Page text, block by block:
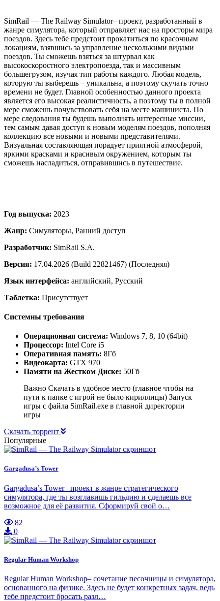
SimRail — The Railway Simulator– проект, разработанный в
жанре симулятора, который отправляет нас на просторы мира
поездов. Здесь тебе предстоит прокатиться по красочным
локациям, взявшись за управление несколькими видами
поездов. Ты сможешь взяться за штурвал как
высокоскоростного электропоезда, так и массивным
большегрузом, изучая тип работы каждого. Любая модель,
которую ты выберешь – уникальна, а поэтому скучать точно
времени не будет. Главной особенностью данного проекта
является его высокая реалистичность, а поэтому ты в полной
мере сможешь почувствовать себя на месте машиниста. По
мере следования ты будешь выполнять интересные миссии,
тем самым давая доступ к новым моделям поездов, пополняя
коллекцию все новыми и новыми представителями.
Визуальная составляющая порадует приятной атмосферой,
яркими красками и красивым окружением, которым ты
сможешь насладиться, отправившись в путешествие.
Год выпуска: 2023
Жанр: Симуляторы, Ранний доступ
Разработчик: SimRail S.A.
Версия: 17.04.2026 (Build 22821467) (Последняя)
Язык интерфейса: английский, Русский
Таблетка: Присутствует
Системны требования
Операционная система: Windows 7, 8, 10 (64bit)
Процессор: Intel Core i5
Оперативная память: 8Гб
Видеокарта: GTX 970
Памяти на Жестком Диске: 50Гб
Важно Скачать в удобное место (главное чтобы на
пути к папке с игрой не было кириллицы) Запуск
игры с файла SimRail.exe в главной директории
игры
Скачать торрент
Популярные
Gargadusa’s Tower
Gargadusa’s Tower– проект в жанре стратегического
симулятора, где ты возглавишь гильдию и сделаешь все
возможное для её развития. Сформируй свой о…
82
0
Regular Human Workshop
Regular Human Workshop– сочетание песочницы и симулятора,
основанного на физике. Здесь не будет конкретных задач, ведь
тебе предстоит бросать разл…